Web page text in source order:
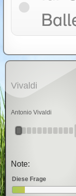
Vivaldi
Antonio Vivaldi
Note:
Diese Frage